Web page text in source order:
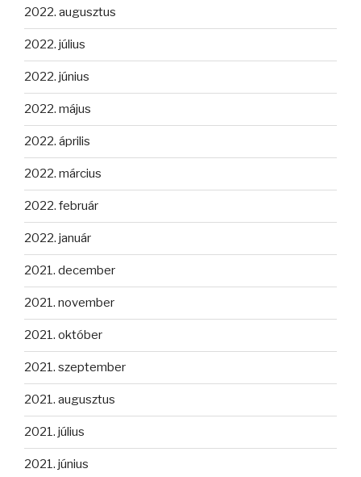
2022. augusztus
2022. július
2022. június
2022. május
2022. április
2022. március
2022. február
2022. január
2021. december
2021. november
2021. október
2021. szeptember
2021. augusztus
2021. július
2021. június